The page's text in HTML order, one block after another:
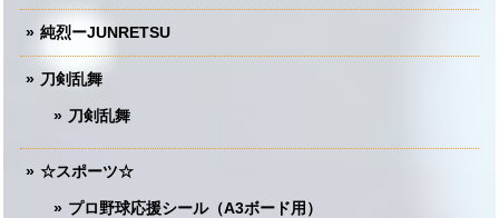
純烈ーJUNRETSU
刀剣乱舞
刀剣乱舞
☆スポーツ☆
プロ野球応援シール（A3ボード用）